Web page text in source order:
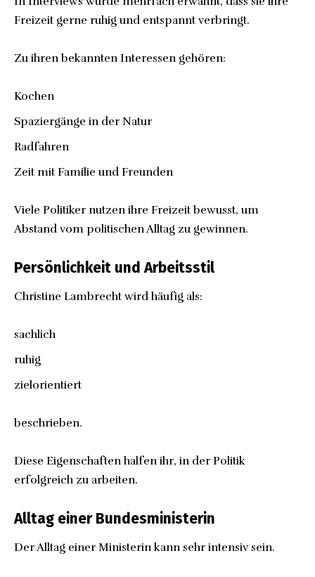
Freizeit gerne ruhig und entspannt verbringt.
Zu ihren bekannten Interessen gehören:
Kochen
Spaziergänge in der Natur
Radfahren
Zeit mit Familie und Freunden
Viele Politiker nutzen ihre Freizeit bewusst, um
Abstand vom politischen Alltag zu gewinnen.
Persönlichkeit und Arbeitsstil
Christine Lambrecht wird häufig als:
sachlich
ruhig
zielorientiert
beschrieben.
Diese Eigenschaften halfen ihr, in der Politik
erfolgreich zu arbeiten.
Alltag einer Bundesministerin
Der Alltag einer Ministerin kann sehr intensiv sein.